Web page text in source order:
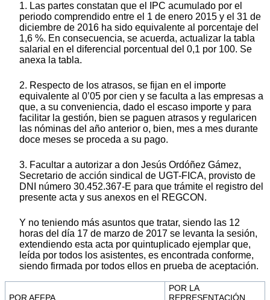
1. Las partes constatan que el IPC acumulado por el
periodo comprendido entre el 1 de enero 2015 y el 31 de
diciembre de 2016 ha sido equivalente al porcentaje del
1,6 %. En consecuencia, se acuerda, actualizar la tabla
salarial en el diferencial porcentual del 0,1 por 100. Se
anexa la tabla.
2. Respecto de los atrasos, se fijan en el importe
equivalente al 0’05 por cien y se faculta a las empresas a
que, a su conveniencia, dado el escaso importe y para
facilitar la gestión, bien se paguen atrasos y regularicen
las nóminas del año anterior o, bien, mes a mes durante
doce meses se proceda a su pago.
3. Facultar a autorizar a don Jesús Ordóñez Gámez,
Secretario de acción sindical de UGT-FICA, provisto de
DNI número 30.452.367-E para que trámite el registro del
presente acta y sus anexos en el REGCON.
Y no teniendo más asuntos que tratar, siendo las 12
horas del día 17 de marzo de 2017 se levanta la sesión,
extendiendo esta acta por quintuplicado ejemplar que,
leída por todos los asistentes, es encontrada conforme,
siendo firmada por todos ellos en prueba de aceptación.
POR AEFPA
POR LA
REPRESENTACIÓN